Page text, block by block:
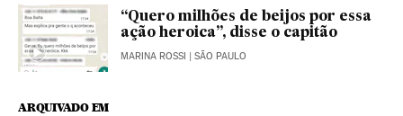
“Quero milhões de beijos por essa
ação heroica”, disse o capitão
MARINA ROSSI | SÃO PAULO
ARQUIVADO EM